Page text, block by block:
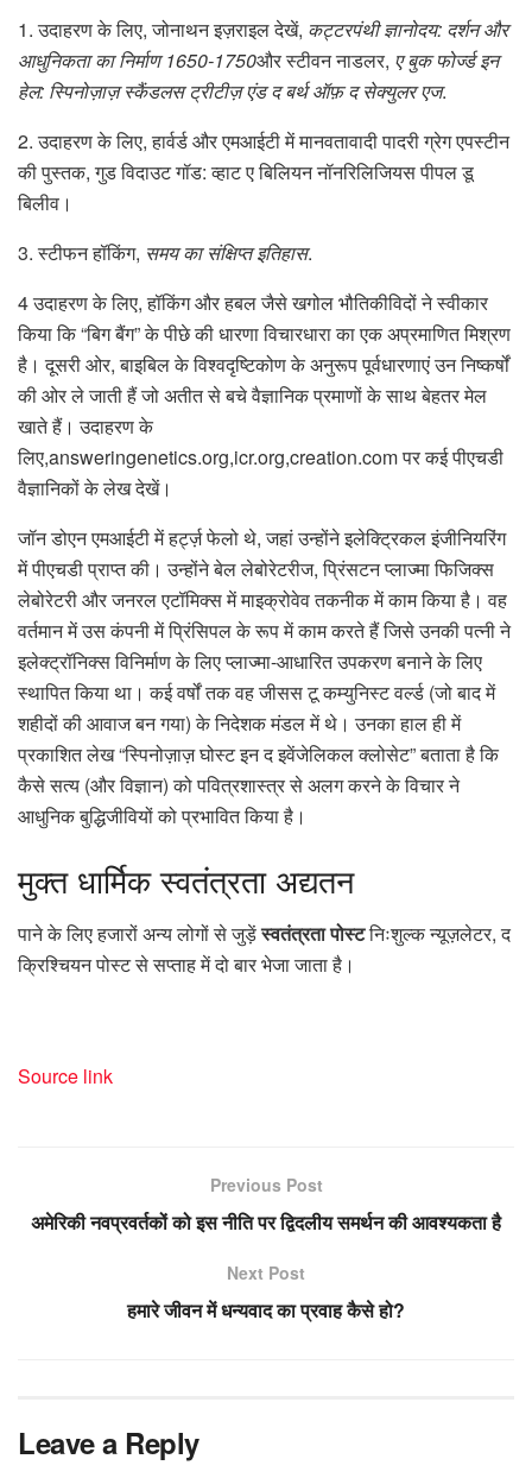
1. उदाहरण के लिए, जोनाथन इज़राइल देखें, कट्टरपंथी ज्ञानोदय: दर्शन और
आधुनिकता का निर्माण 1650-1750और स्टीवन नाडलर, ए बुक फोर्ज्ड इन
हेल: स्पिनोज़ाज़ स्कैंडलस ट्रीटीज़ एंड द बर्थ ऑफ़ द सेक्युलर एज.
2. उदाहरण के लिए, हार्वर्ड और एमआईटी में मानवतावादी पादरी ग्रेग एपस्टीन
की पुस्तक, गुड विदाउट गॉड: व्हाट ए बिलियन नॉनरिलिजियस पीपल डू
बिलीव।
3. स्टीफन हॉकिंग, समय का संक्षिप्त इतिहास.
4 उदाहरण के लिए, हॉकिंग और हबल जैसे खगोल भौतिकीविदों ने स्वीकार
किया कि “बिग बैंग” के पीछे की धारणा विचारधारा का एक अप्रमाणित मिश्रण
है। दूसरी ओर, बाइबिल के विश्वदृष्टिकोण के अनुरूप पूर्वधारणाएं उन निष्कर्षों
की ओर ले जाती हैं जो अतीत से बचे वैज्ञानिक प्रमाणों के साथ बेहतर मेल
खाते हैं। उदाहरण के
लिए,answeringenetics.org,icr.org,creation.com पर कई पीएचडी
वैज्ञानिकों के लेख देखें।
जॉन डोएन एमआईटी में हर्ट्ज़ फेलो थे, जहां उन्होंने इलेक्ट्रिकल इंजीनियरिंग
में पीएचडी प्राप्त की। उन्होंने बेल लेबोरेटरीज, प्रिंसटन प्लाज्मा फिजिक्स
लेबोरेटरी और जनरल एटॉमिक्स में माइक्रोवेव तकनीक में काम किया है। वह
वर्तमान में उस कंपनी में प्रिंसिपल के रूप में काम करते हैं जिसे उनकी पत्नी ने
इलेक्ट्रॉनिक्स विनिर्माण के लिए प्लाज्मा-आधारित उपकरण बनाने के लिए
स्थापित किया था। कई वर्षों तक वह जीसस टू कम्युनिस्ट वर्ल्ड (जो बाद में
शहीदों की आवाज बन गया) के निदेशक मंडल में थे। उनका हाल ही में
प्रकाशित लेख “स्पिनोज़ाज़ घोस्ट इन द इवेंजेलिकल क्लोसेट” बताता है कि
कैसे सत्य (और विज्ञान) को पवित्रशास्त्र से अलग करने के विचार ने
आधुनिक बुद्धिजीवियों को प्रभावित किया है।
मुक्तधार्मिक स्वतंत्रता अद्यतन
पाने के लिए हजारों अन्य लोगों से जुड़ेंस्वतंत्रता पोस्टनिःशुल्क न्यूज़लेटर, द
क्रिश्चियन पोस्ट से सप्ताह में दो बार भेजा जाता है।
Source link
Previous Post
अमेरिकी नवप्रवर्तकों को इस नीति पर द्विदलीय समर्थन की आवश्यकता है
Next Post
हमारे जीवन में धन्यवाद का प्रवाह कैसे हो?
Leave a Reply